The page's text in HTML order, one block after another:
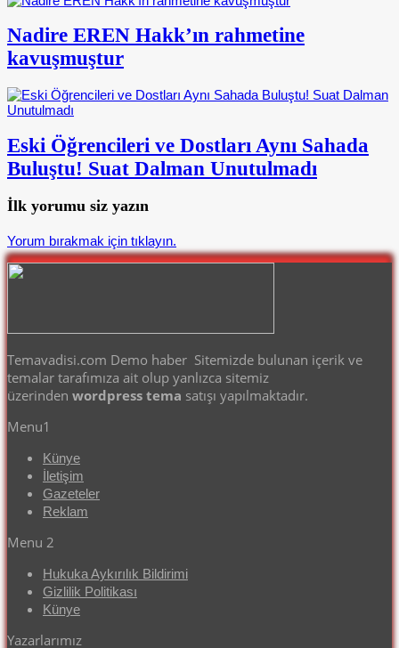
Nadire EREN Hakk’ın rahmetine
kavuşmuştur
Eski Öğrencileri ve Dostları Aynı Sahada
Buluştu! Suat Dalman Unutulmadı
İlk yorumu siz yazın
Yorum bırakmak için tıklayın.
Temavadisi.com Demo haber Sitemizde bulunan içerik ve
temalar tarafımıza ait olup yanlızca sitemiz
üzerinden wordpress tema satışı yapılmaktadır.
Menu1
Künye
İletişim
Gazeteler
Reklam
Menu 2
Hukuka Aykırılık Bildirimi
Gizlilik Politikası
Künye
Yazarlarımız